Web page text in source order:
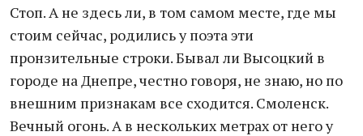
Стоп. А не здесь ли, в том самом месте, где мы
стоим сейчас, родились у поэта эти
пронзительные строки. Бывал ли Высоцкий в
городе на Днепре, честно говоря, не знаю, но по
внешним признакам все сходится. Смоленск.
Вечный огонь. А в нескольких метрах от него у